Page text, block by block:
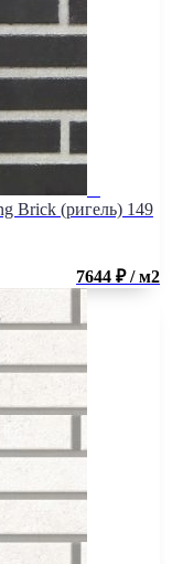
Brick (ригель) 149
7644 ₽ / м2